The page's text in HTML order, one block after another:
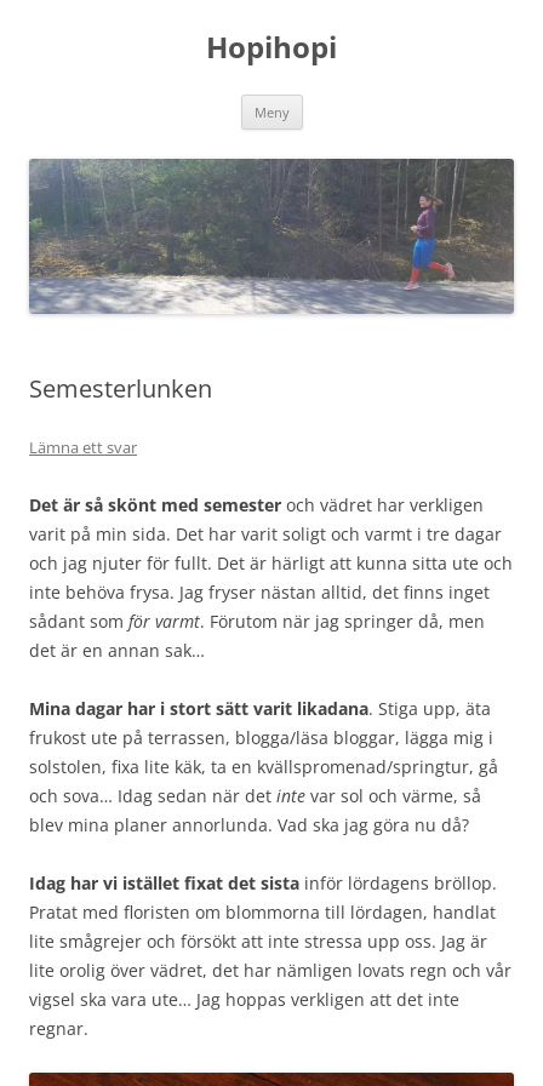
Hopihopi
Meny
Semesterlunken
Lämna ett svar
Det är så skönt med semester och vädret har verkligen
varit på min sida. Det har varit soligt och varmt i tre dagar
och jag njuter för fullt. Det är härligt att kunna sitta ute och
inte behöva frysa. Jag fryser nästan alltid, det finns inget
sådant som för varmt. Förutom när jag springer då, men
det är en annan sak…
Mina dagar har i stort sätt varit likadana. Stiga upp, äta
frukost ute på terrassen, blogga/läsa bloggar, lägga mig i
solstolen, fixa lite käk, ta en kvällspromenad/springtur, gå
och sova… Idag sedan när det inte var sol och värme, så
blev mina planer annorlunda. Vad ska jag göra nu då?
Idag har vi istället fixat det sista inför lördagens bröllop.
Pratat med floristen om blommorna till lördagen, handlat
lite smågrejer och försökt att inte stressa upp oss. Jag är
lite orolig över vädret, det har nämligen lovats regn och vår
vigsel ska vara ute… Jag hoppas verkligen att det inte
regnar.